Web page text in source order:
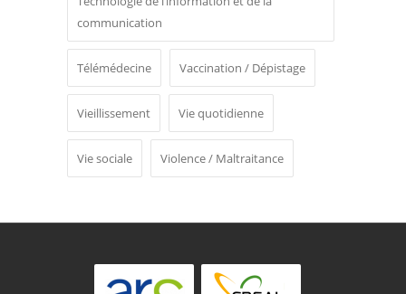
communication
Télémédecine Vaccination / Dépistage
Vieillissement Vie quotidienne
Vie sociale Violence / Maltraitance